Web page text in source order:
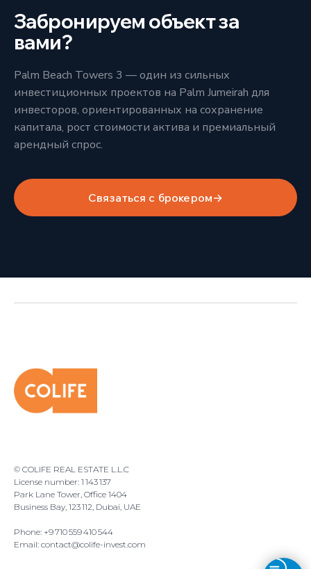
Забронируем объект за
вами?
Palm Beach Towers 3 — один из сильных
инвестиционных проектов на Palm Jumeirah для
инвесторов, ориентированных на сохранение
капитала, рост стоимости актива и премиальный
арендный спрос.
Связаться с брокером→
© COLIFE REAL ESTATE L.L.C
License number: 1 143 137
Park Lane Tower, Office 1404
Business Bay, 123 112, Dubai, UAE
Phone: +9 710 559 410 544
Email: contact@colife-invest.com